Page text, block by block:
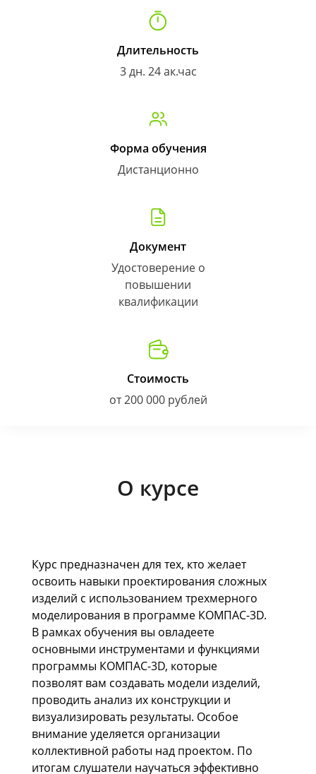
Длительность
3 дн. 24 ак.час
Форма обучения
Дистанционно
Документ
Удостоверение о
повышении
квалификации
Стоимость
от 200 000 рублей
О курсе
Курс предназначен для тех, кто желает
освоить навыки проектирования сложных
изделий с использованием трехмерного
моделирования в программе КОМПАС-3D.
В рамках обучения вы овладеете
основными инструментами и функциями
программы КОМПАС-3D, которые
позволят вам создавать модели изделий,
проводить анализ их конструкции и
визуализировать результаты. Особое
внимание уделяется организации
коллективной работы над проектом. По
итогам слушатели научаться эффективно